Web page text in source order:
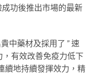
功後推出市場的最新
中藥材及採用了 ” 速
，有效改善免疫力低下
續地持續發揮效力，精